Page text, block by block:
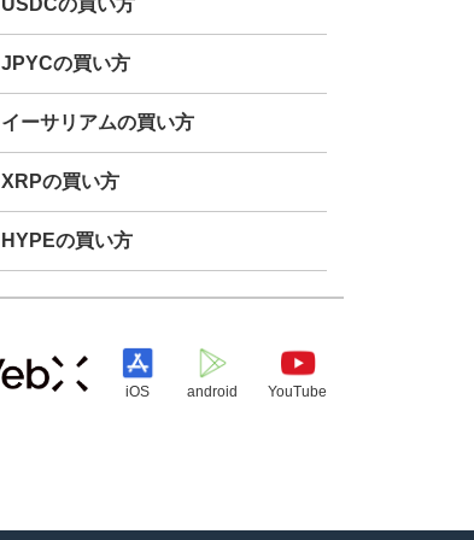
JPYCの買い方
イーサリアムの買い方
XRPの買い方
HYPEの買い方
iOS android YouTube